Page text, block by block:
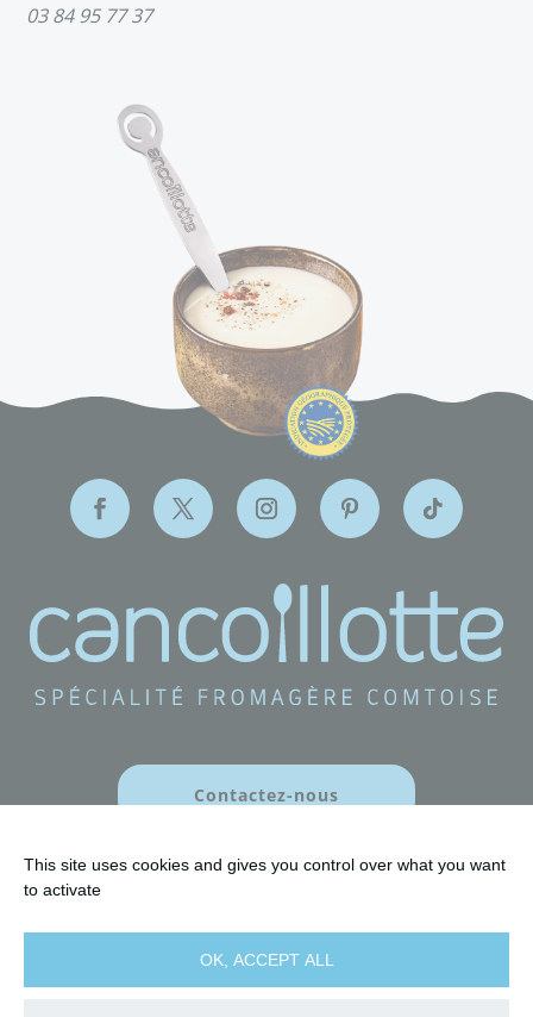
03 84 95 77 37
Contactez-nous
This site uses cookies and gives you control over what you want
to activate
OK, ACCEPT ALL